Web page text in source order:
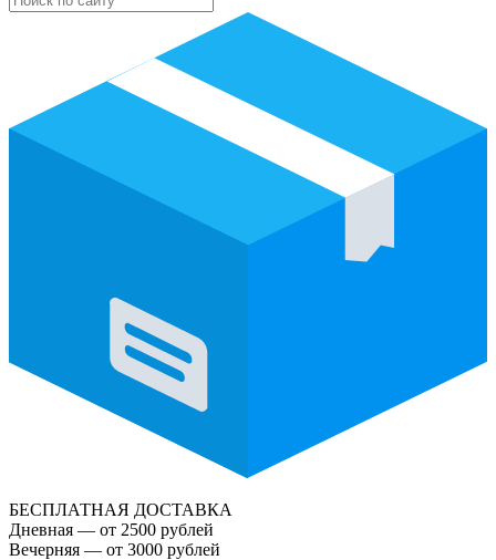
БЕСПЛАТНАЯ ДОСТАВКА
Дневная — от 2500 рублей
Вечерняя — от 3000 рублей